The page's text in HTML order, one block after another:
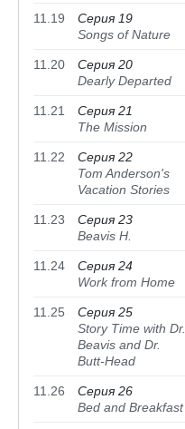
11.19
Серия 19
Songs of Nature
11.20
Серия 20
Dearly Departed
11.21
Серия 21
The Mission
11.22
Серия 22
Tom Anderson's
Vacation Stories
11.23
Серия 23
Beavis H.
11.24
Серия 24
Work from Home
11.25
Серия 25
Story Time with Dr.
Beavis and Dr.
Butt-Head
11.26
Серия 26
Bed and Breakfast